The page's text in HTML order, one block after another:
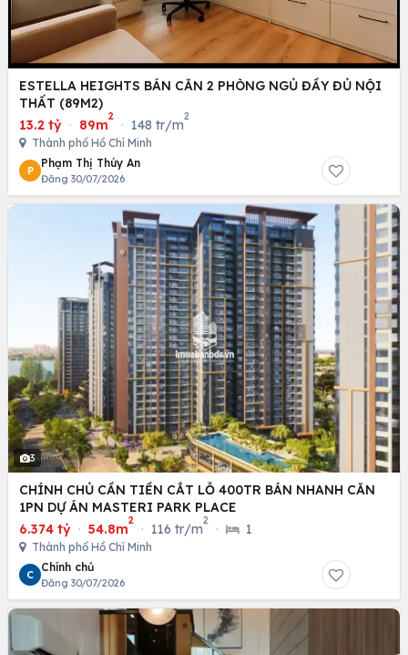
ESTELLA HEIGHTS BÁN CĂN 2 PHÒNG NGỦ ĐẦY ĐỦ NỘI
THẤT (89M2)
13.2 tỷ · 89m
2
· 148 tr/m
2
Thành phố Hồ Chí Minh
P
Phạm Thị Thúy An
Đăng 30/07/2026
3
CHÍNH CHỦ CẦN TIỀN CẮT LỖ 400TR BÁN NHANH CĂN
1PN DỰ ÁN MASTERI PARK PLACE
6.374 tỷ · 54.8m
2
· 116 tr/m
2
· 1
Thành phố Hồ Chí Minh
C
Chính chủ
Đăng 30/07/2026